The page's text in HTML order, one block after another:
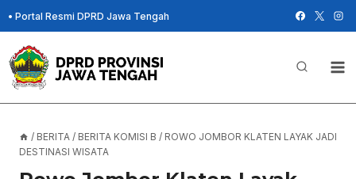
Skip
to
content
• Portal Resmi DPRD Jawa Tengah
/ BERITA / BERITA KOMISI B / ROWO JOMBOR KLATEN LAYAK JADI
DESTINASI WISATA